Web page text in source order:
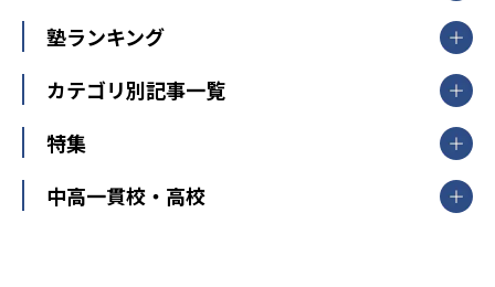
関東
東京都
神奈川県
茨城県
栃木県
群馬県
新潟県
中部
愛知県
静岡県
長野県
東京個別指導学院
明光義塾
個別教室のトライ
武田塾
個別指導
オンライン指導
塾ランキング
中学受験ランキング
カテゴリ別記事一覧
中学受験
大学受験
特集
開成番長直伝！子どもの受験を成功させる方法
中高一貫校・高校